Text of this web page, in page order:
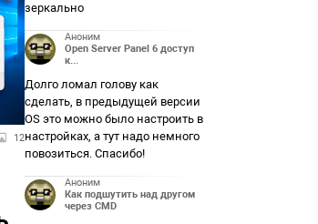
12
зеркально
Аноним
Open Server Panel 6 доступ
к...
Долго ломал голову как
сделать, в предыдущей версии
OS это можно было настроить в
настройках, а тут надо немного
повозиться. Спасибо!
Аноним
Как подшутить над другом
через CMD